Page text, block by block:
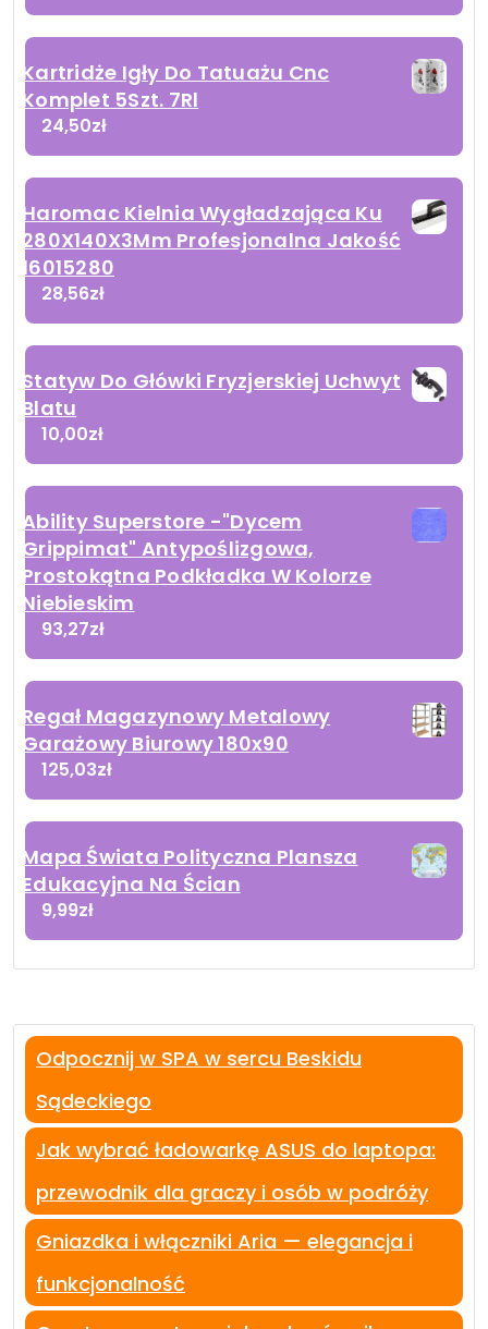
Kartridże Igły Do Tatuażu Cnc
Komplet 5Szt. 7Rl
24,50zł
Haromac Kielnia Wygładzająca Ku
280X140X3Mm Profesjonalna Jakość
16015280
28,56zł
Statyw Do Główki Fryzjerskiej Uchwyt
Blatu
10,00zł
Ability Superstore -"Dycem
Grippimat" Antypoślizgowa,
Prostokątna Podkładka W Kolorze
Niebieskim
93,27zł
Regał Magazynowy Metalowy
Garażowy Biurowy 180x90
125,03zł
Mapa Świata Polityczna Plansza
Edukacyjna Na Ścian
9,99zł
Odpocznij w SPA w sercu Beskidu
Sądeckiego
Jak wybrać ładowarkę ASUS do laptopa:
przewodnik dla graczy i osób w podróży
Gniazdka i włączniki Aria — elegancja i
funkcjonalność